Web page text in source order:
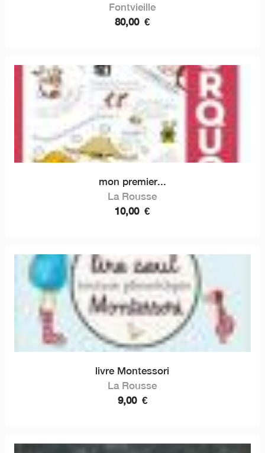
Fontvieille
80,00 €
mon premier...
La Rousse
10,00 €
livre Montessori
La Rousse
9,00 €